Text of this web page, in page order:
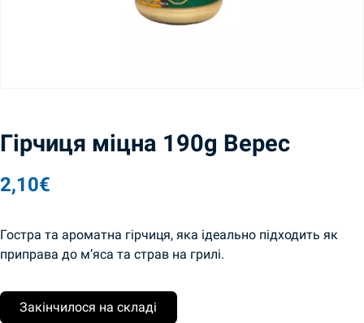
Гірчиця міцна 190g Верес
2,10€
Гостра та ароматна гірчиця, яка ідеально підходить як
приправа до м’яса та страв на грилі.
Закінчилося на складі